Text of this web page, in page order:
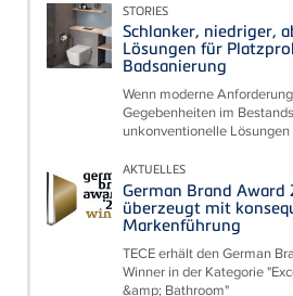
STORIES
Schlanker, niedriger,
Lösungen für
Badsanierung
Wenn moderne
Gegebenheiten im
unkonventionelle
AKTUELLES
German Brand Award
überzeugt mit
Markenführung
TECE erhält den German
Winner in der Kategorie
&amp; Bathroom"